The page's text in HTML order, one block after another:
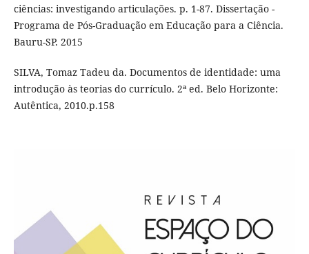
ciências: investigando articulações. p. 1-87. Dissertação -
Programa de Pós-Graduação em Educação para a Ciência.
Bauru-SP. 2015
SILVA, Tomaz Tadeu da. Documentos de identidade: uma
introdução às teorias do currículo. 2ª ed. Belo Horizonte:
Autêntica, 2010.p.158